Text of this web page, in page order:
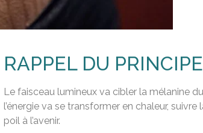
RAPPEL DU
Le faisceau lumineux va cibler la mélanine
l’énergie va se transformer en chaleur,
poil à l’avenir.